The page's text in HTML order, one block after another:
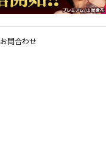
お問合わせ